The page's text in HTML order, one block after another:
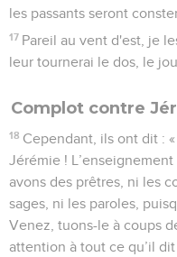
les passants seront
17 Pareil au vent d'est, je
leur tournerai le dos, le
Complot contre
18 Cependant, ils ont dit :
Jérémie !
avons des prêtres, ni les
sages, ni les paroles,
Venez, tuons-le à coups
attention à tout ce qu’il dit